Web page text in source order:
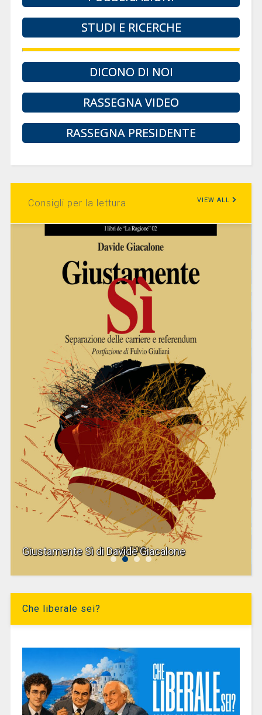
STUDI E RICERCHE
DICONO DI NOI
RASSEGNA VIDEO
RASSEGNA PRESIDENTE
Consigli per la lettura VIEW ALL
Giustamente Sì di Davide Giacalone
Che liberale sei?